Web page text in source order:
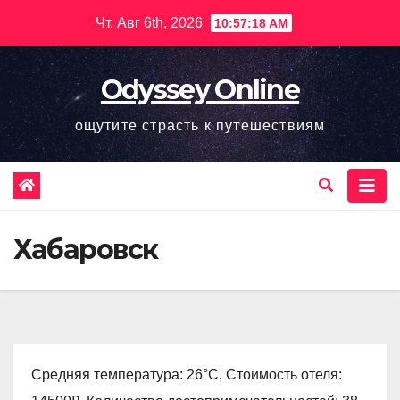
содержимому
Чт. Авг 6th, 2026 10:57:19 AM
Odyssey Online
ощутите страсть к путешествиям
Хабаровск
Средняя температура: 26°C, Стоимость отеля: